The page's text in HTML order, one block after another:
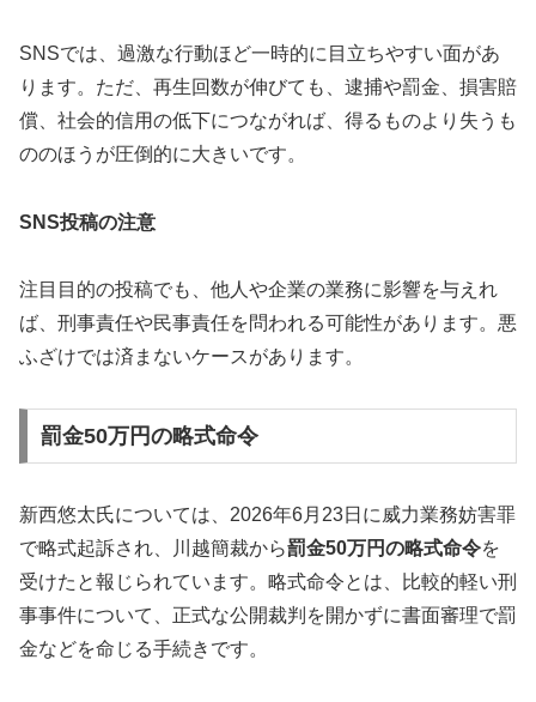
SNSでは、過激な行動ほど一時的に目立ちやすい面があ
ります。ただ、再生回数が伸びても、逮捕や罰金、損害賠
償、社会的信用の低下につながれば、得るものより失うも
ののほうが圧倒的に大きいです。
SNS投稿の注意
注目目的の投稿でも、他人や企業の業務に影響を与えれ
ば、刑事責任や民事責任を問われる可能性があります。悪
ふざけでは済まないケースがあります。
罰金50万円の略式命令
新西悠太氏については、2026年6月23日に威力業務妨害罪
で略式起訴され、川越簡裁から罰金50万円の略式命令を
受けたと報じられています。略式命令とは、比較的軽い刑
事事件について、正式な公開裁判を開かずに書面審理で罰
金などを命じる手続きです。